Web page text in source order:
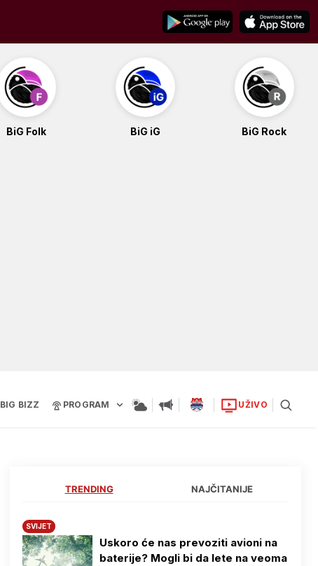
BiG Folk BiG iG BiG Rock
BIG BIZZ PROGRAM UŽIVO
TRENDING NAJČITANIJE
SVIJET
Uskoro će nas prevoziti avioni na
baterije? Mogli bi da lete na veoma